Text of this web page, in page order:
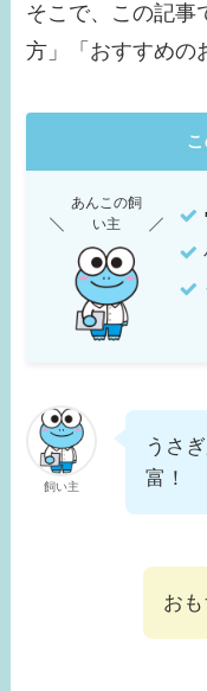
そこで、この記事
方」「おすすめの
あんこの飼
い主
飼い主
うさ
富！
お